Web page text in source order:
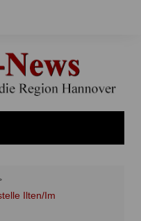
Ilten/Im